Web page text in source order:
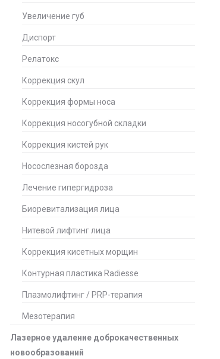
Увеличение губ
Диспорт
Релатокс
Коррекция скул
Коррекция формы носа
Коррекция носогубной складки
Коррекция кистей рук
Носослезная борозда
Лечение гипергидроза
Биоревитализация лица
Нитевой лифтинг лица
Коррекция кисетных морщин
Контурная пластика Radiesse
Плазмолифтинг / PRP-терапия
Мезотерапия
Лазерное удаление доброкачественных
новообразований